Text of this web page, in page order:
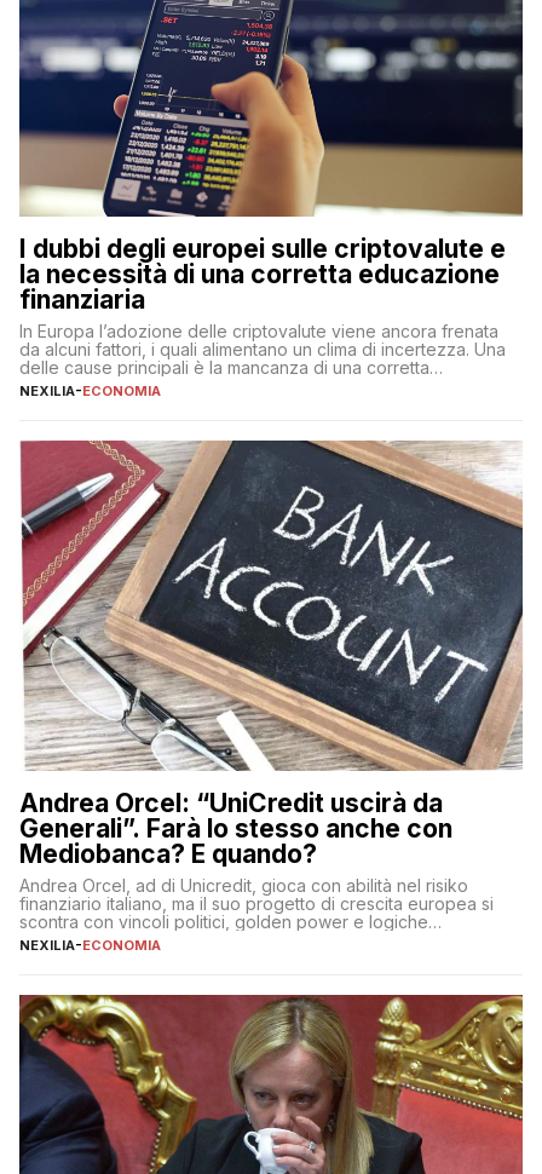
I dubbi degli europei sulle criptovalute e
la necessità di una corretta educazione
finanziaria
In Europa l’adozione delle criptovalute viene ancora frenata
da alcuni fattori, i quali alimentano un clima di incertezza. Una
delle cause principali è la mancanza di una corretta
educazione finanziaria, che impedisce ad una larga parte della
sulle criptovalute: […]
NEXILIA-ECONOMIA
Andrea Orcel: “UniCredit uscirà da
Generali”. Farà lo stesso anche con
Mediobanca? E quando?
Andrea Orcel, ad di Unicredit, gioca con abilità nel risiko
finanziario italiano, ma il suo progetto di crescita europea si
scontra con vincoli politici, golden power e logiche
protezionistiche. Orcel e la mossa su Generali Andrea Orcel,
NEXILIA-ECONOMIA